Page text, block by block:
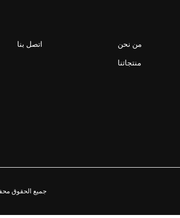
اتصل بنا من نحن
منتجاتنا
2021. جميع